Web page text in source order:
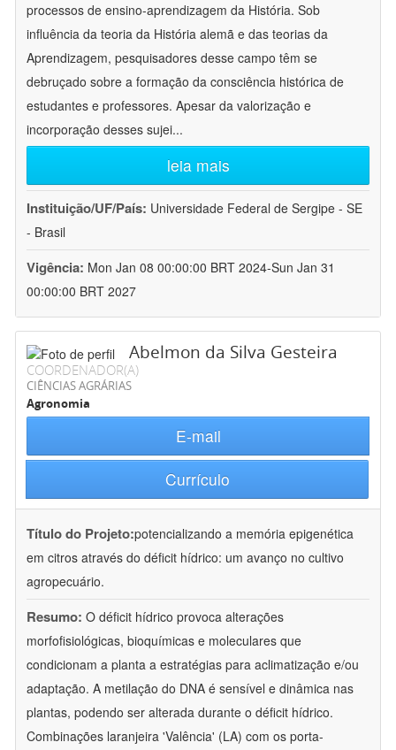
processos de ensino-aprendizagem da História. Sob
influência da teoria da História alemã e das teorias da
Aprendizagem, pesquisadores desse campo têm se
debruçado sobre a formação da consciência histórica de
estudantes e professores. Apesar da valorização e
incorporação desses sujei...
leia mais
Instituição/UF/País: Universidade Federal de Sergipe - SE
- Brasil
Vigência: Mon Jan 08 00:00:00 BRT 2024-Sun Jan 31
00:00:00 BRT 2027
Abelmon da Silva Gesteira
COORDENADOR(A)
CIÊNCIAS AGRÁRIAS
Agronomia
E-mail
Currículo
Título do Projeto:potencializando a memória epigenética
em citros através do déficit hídrico: um avanço no cultivo
agropecuário.
Resumo: O déficit hídrico provoca alterações
morfofisiológicas, bioquímicas e moleculares que
condicionam a planta a estratégias para aclimatização e/ou
adaptação. A metilação do DNA é sensível e dinâmica nas
plantas, podendo ser alterada durante o déficit hídrico.
Combinações laranjeira 'Valência' (LA) com os porta-